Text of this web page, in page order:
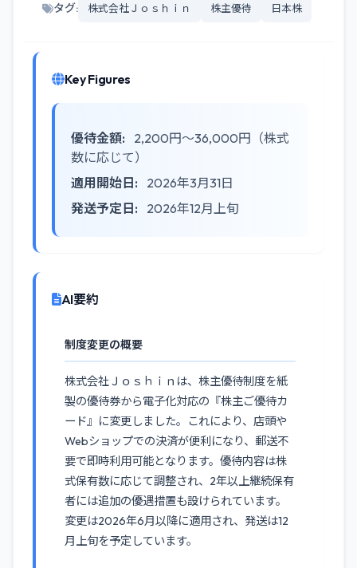
タグ: 株式会社Ｊｏｓｈｉｎ 株主優待 日本株
Key Figures
優待金額:
2,200円〜36,000円（株式
数に応じて）
適用開始日:
2026年3月31日
発送予定日:
2026年12月上旬
AI要約
制度変更の概要
株式会社Ｊｏｓｈｉｎは、株主優待制度を紙
製の優待券から電子化対応の『株主ご優待カ
ード』に変更しました。これにより、店頭や
Webショップでの決済が便利になり、郵送不
要で即時利用可能となります。優待内容は株
式保有数に応じて調整され、2年以上継続保有
者には追加の優遇措置も設けられています。
変更は2026年6月以降に適用され、発送は12
月上旬を予定しています。